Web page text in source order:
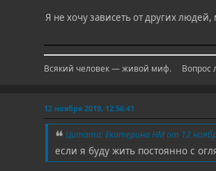
Я не хочу зависеть от других
Всякий человек — живой миф. ⠀ Вопрос
12 ноября 2019, 12:56:41
Цитата: Екатерина НМ от 12
если я буду жить постоянно с